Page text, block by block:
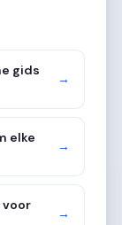
gids
→
elke
→
→